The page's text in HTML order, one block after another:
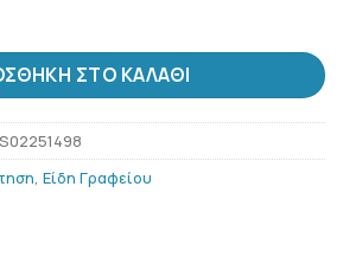
Νο 8/H 270x360mm ποσότητα
ΣΤΟ ΚΑΛΆΘΙ
, Είδη Γραφείου